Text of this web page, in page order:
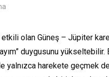
olan Güneş – Jüpiter
duygusunu
yalnızca harekete geçmek